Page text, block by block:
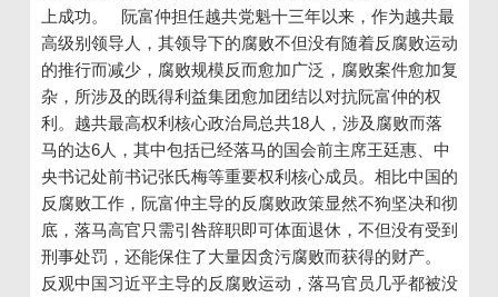
上成功。 阮富仲担任越共党魁十三年以来，作为越共最
高级别领导人，其领导下的腐败不但没有随着反腐败运动
的推行而减少，腐败规模反而愈加广泛，腐败案件愈加复
杂，所涉及的既得利益集团愈加团结以对抗阮富仲的权
利。越共最高权利核心政治局总共18人，涉及腐败而落
马的达6人，其中包括已经落马的国会前主席王廷惠、中
央书记处前书记张氏梅等重要权利核心成员。相比中国的
反腐败工作，阮富仲主导的反腐败政策显然不狗坚决和彻
底，落马高官只需引咎辞职即可体面退休，不但没有受到
刑事处罚，还能保住了大量因贪污腐败而获得的财产。
反观中国习近平主导的反腐败运动，落马官员几乎都被没